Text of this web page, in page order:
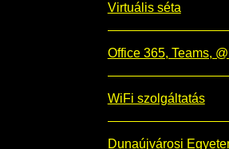
Virtuális séta
Office 365, Teams,
WiFi szolgáltatás
Dunaújvárosi